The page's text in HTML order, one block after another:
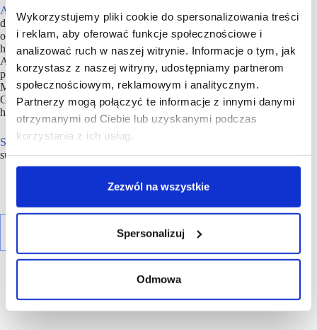
Wykorzystujemy pliki cookie do spersonalizowania treści
i reklam, aby oferować funkcje społecznościowe i
analizować ruch w naszej witrynie. Informacje o tym, jak
korzystasz z naszej witryny, udostępniamy partnerom
społecznościowym, reklamowym i analitycznym.
Partnerzy mogą połączyć te informacje z innymi danymi
otrzymanymi od Ciebie lub uzyskanymi podczas
korzystania z ich usług.
Zezwól na wszystkie
Spersonalizuj
Odmowa
Auchan Retail Polska
to wielkoformatowa sieć sprzedaży
detalicznej o francuskich korzeniach, obecna w Polsce
od 1996 r., zarządzająca na polskim rynku siecią
hipermarketów pod marką Auchan, supermarketów pod marką
Auchan Supermarket, sklepami typu convenience store
pod marką Easy Auchan, sklepami osiedlowymi pod marką
Moje Auchan, sklepem autonomicznym pod marką Auchan
GO, hipermarketami Atac hiper discount, a także kanałem
handlu e-commerce.
Siećposiada również sklepy franczyzowe w formacie
supermarket i hipermarket.